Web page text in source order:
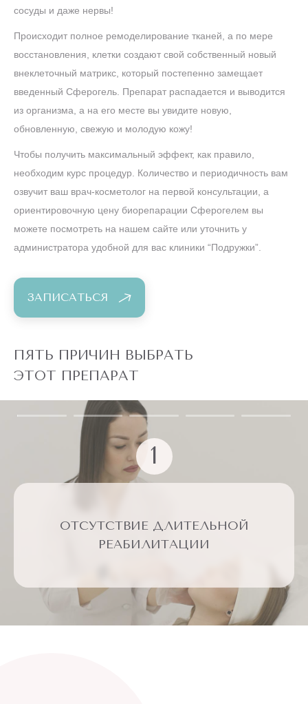
сосуды и даже нервы!
Происходит полное ремоделирование тканей, а по мере
восстановления, клетки создают свой собственный новый
внеклеточный матрикс, который постепенно замещает
введенный Сферогель. Препарат распадается и выводится
из организма, а на его месте вы увидите новую,
обновленную, свежую и молодую кожу!
Чтобы получить максимальный эффект, как правило,
необходим курс процедур. Количество и периодичность вам
озвучит ваш врач-косметолог на первой консультации, а
ориентировочную цену биорепарации Сферогелем вы
можете посмотреть на нашем сайте или уточнить у
администратора удобной для вас клиники “Подружки”.
ЗАПИСАТЬСЯ
ПЯТЬ ПРИЧИН ВЫБРАТЬ
ЭТОТ ПРЕПАРАТ
1
ОТСУТСТВИЕ ДЛИТЕЛЬНОЙ
РЕАБИЛИТАЦИИ
2
ДОЛГОСРОЧНЫЙ РЕЗУЛЬТАТ
3
ГИПОАЛЛЕРГЕННЫЙ СОСТАВ
4
КЛИНИЧЕСКИ ОДОБРЕННЫЙ
ПРЕПАРАТ
5
МОЖНО СОЧЕТАТЬ С ДРУГИМИ
ПРОЦЕДУРАМИ